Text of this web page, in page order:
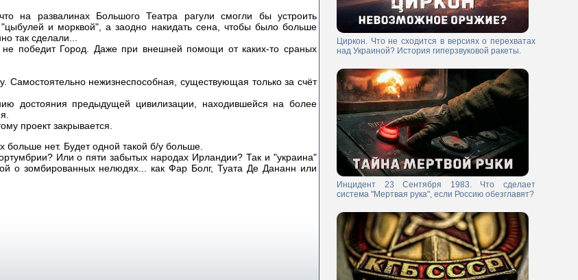
на развалинах Большого Театра рагули смогли бы устроить
и морквой", а заодно накидать сена, чтобы было больше
так сделали...
не победит Город. Даже при внешней помощи от каких-то сраных
Самостоятельно нежизнеспособная, существующая только за счёт
достояния предыдущей цивилизации, находившейся на более
проект закрывается.
больше нет. Будет одной такой б/у больше.
Или о пяти забытых народах Ирландии? Так и "украина"
о зомбированных нелюдях... как Фар Болг, Туата Де Дананн или
Циркон. Что не сходится в версиях о перехватах
над Украиной? История гиперзвуковой ракеты.
Инцидент 23 Сентября 1983. Что сделает
система "Мертвая рука", если Россию обезглавят?